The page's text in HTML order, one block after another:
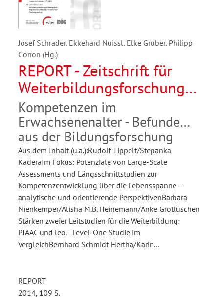
Josef Schrader, Ekkehard Nuissl, Elke Gruber, Philipp
Gonon (Hg.)
REPORT - Zeitschrift für
Weiterbildungsforschung
03/2014
Kompetenzen im
Erwachsenenalter - Befunde
aus der Bildungsforschung
Aus dem Inhalt (u.a.):Rudolf Tippelt/Stepanka
KaderaIm Fokus: Potenziale von Large-Scale
Assessments und Längsschnittstudien zur
Kompetenzentwicklung über die Lebensspanne -
analytische und orientierende PerspektivenBarbara
Nienkemper/Alisha M.B. Heinemann/Anke Grotlüschen
Stärken zweier Leitstudien für die Weiterbildung:
PIAAC und leo. - Level-One Studie im
VergleichBernhard Schmidt-Hertha/Karin…
REPORT
2014, 109 S.